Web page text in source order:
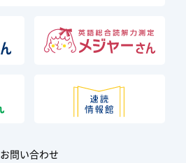
お問い合わせ